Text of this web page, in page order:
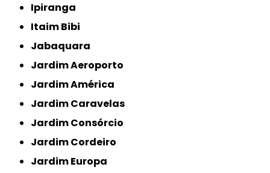
Ipiranga
Itaim Bibi
Jabaquara
Jardim Aeroporto
Jardim América
Jardim Caravelas
Jardim Consórcio
Jardim Cordeiro
Jardim Europa